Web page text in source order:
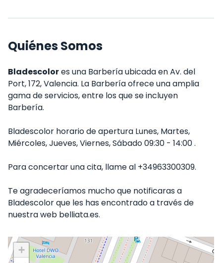
Quiénes Somos
Bladescolores una Barbería ubicada en Av. del
Port, 172, Valencia. La Barbería ofrece una amplia
gama de servicios, entre los que se incluyen
Barbería.
Bladescolor horario de apertura Lunes, Martes,
Miércoles, Jueves, Viernes, Sábado 09:30 - 14:00 .
Para concertar una cita, llame al +34963300309.
Te agradeceríamos mucho que notificaras a
Bladescolor que les has encontrado a través de
nuestra web belliata.es.
+